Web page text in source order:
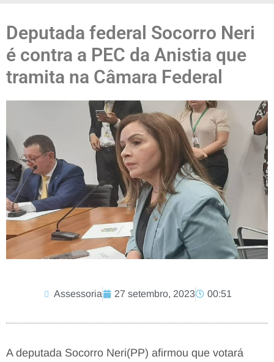
Deputada federal Socorro Neri
é contra a PEC da Anistia que
tramita na Câmara Federal
Assessoria 27 setembro, 2023 00:51
A deputada Socorro Neri(PP) afirmou que votará